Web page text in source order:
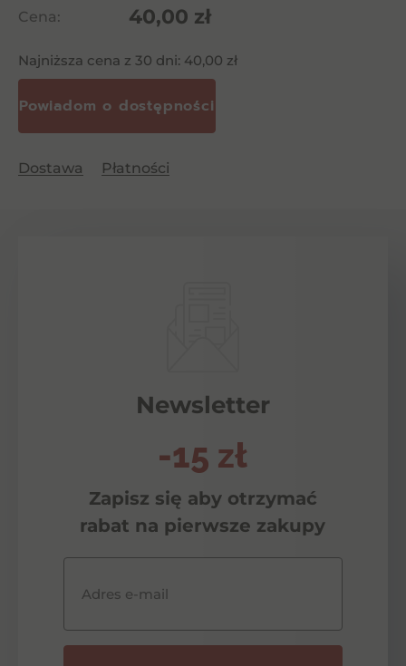
Cena: 40,00 zł
Najniższa cena z 30 dni: 40,00 zł
Dostawa Płatności
Newsletter
-15 zł
Zapisz się aby otrzymać
rabat na pierwsze zakupy
Adres e-mail